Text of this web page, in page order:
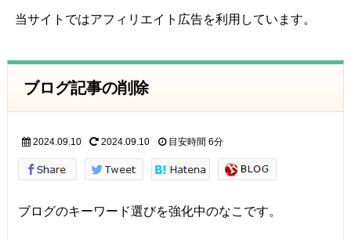
当サイトではアフィリエイト広告を利用しています。
ブログ記事の削除
2024.09.10 2024.09.10 目安時間 6分
ブログのキーワード選びを強化中のなこです。